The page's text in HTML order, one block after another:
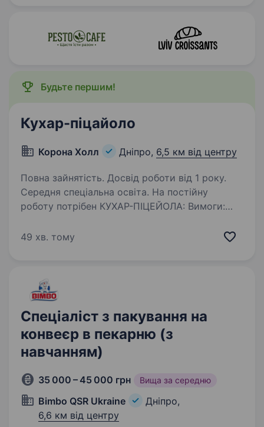
Будьте першим!
Кухар-піцайоло
Корона Холл Дніпро, 6,5 км від центру
Повна зайнятість. Досвід роботи від 1 року.
Середня спеціальна освіта. На постійну
роботу потрібен КУХАР-ПІЦЕЙОЛА: Вимоги:
Акуратність і працьовитість; Відповідальність
49 хв. тому
Спеціаліст з пакування на
конвеєр в пекарню (з
навчанням)
35 000 – 45 000 грн Вища за середню
Bimbo QSR Ukraine
Дніпро,
6,6 км від центру